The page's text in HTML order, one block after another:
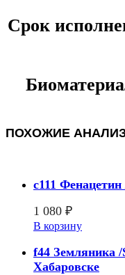
Срок
ПОХОЖИЕ
c111
1 080 ₽
В корзину
f44 Земляника
Хабаровске